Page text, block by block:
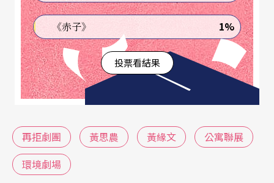
觀眾的主動性是我特別在意的。我不想刻意命令觀
眾動作思考，不想強迫互動。創作者在公寓必須建
立跟 觀眾的互動模式及遊戲規則，在創作脈絡上與
觀眾相遇、自然而然建立關係。」
今年聯展，劇團實踐了他們一直掛心上的「讓公寓
走出公寓」，邀三 位創作者在各自挑選的公寓演
出。陳仕瑛把觀眾拉到宜蘭看戲、張吉米在自家辦
心靈講座、「酸屋」在永和《神遊生活》。基於成
《赤子》 1%
投票看結果
再拒劇團 黃思農 黃緣文
公寓聯展
環境劇場